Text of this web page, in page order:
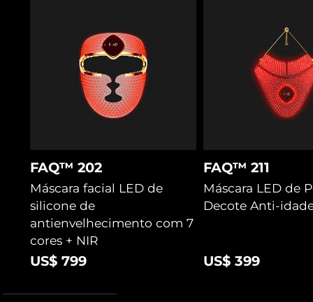
FAQ™ 202
Máscara facial LED de
silicone de
antienvelhecimento com 7
cores + NIR
US$ 799
FAQ™ 211
Máscara LED de
Decote Anti-
US$ 399